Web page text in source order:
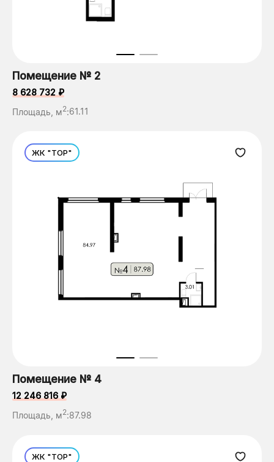
Помещение № 2
8 628 732 ₽
Площадь, м2:61.11
ЖК "ТОР"
Помещение № 4
12 246 816 ₽
Площадь, м2:87.98
ЖК "ТОР"